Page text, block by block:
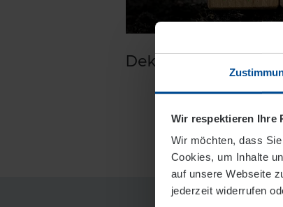
Wir respektieren Ihre
Wir möchten, dass
Cookies, um Inhalte
auf unsere Webseite
jederzeit widerrufen
Dekarbonisierung